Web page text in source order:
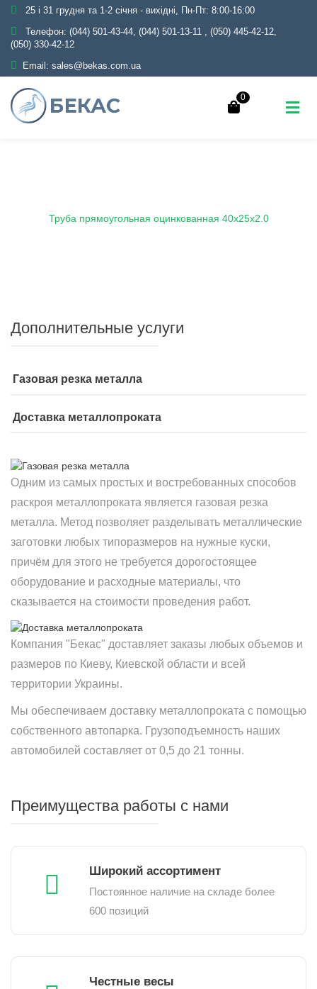
25 і 31 грудня та 1-2 січня - вихідні, Пн-Пт: 8:00-16:00
Телефон: (044) 501-43-44, (044) 501-13-11 , (050) 445-42-12,
(050) 330-42-12
Email: sales@bekas.com.ua
0
Труба прямоугольная оцинкованная 40х25х2.0
Дополнительные услуги
Газовая резка металла
Доставка металлопроката
Одним из самых простых и востребованных способов
раскроя металлопроката является газовая резка
металла. Метод позволяет разделывать металлические
заготовки любых типоразмеров на нужные куски,
причём для этого не требуется дорогостоящее
оборудование и расходные материалы, что
сказывается на стоимости проведения работ.
Компания "Бекас" доставляет заказы любых объемов и
размеров по Киеву, Киевской области и всей
территории Украины.
Мы обеспечиваем доставку металлопроката с помощью
собственного автопарка. Грузоподъемность наших
автомобилей составляет от 0,5 до 21 тонны.
Преимущества работы с нами
Широкий ассортимент
Постоянное наличие на складе более
600 позиций
Честные весы